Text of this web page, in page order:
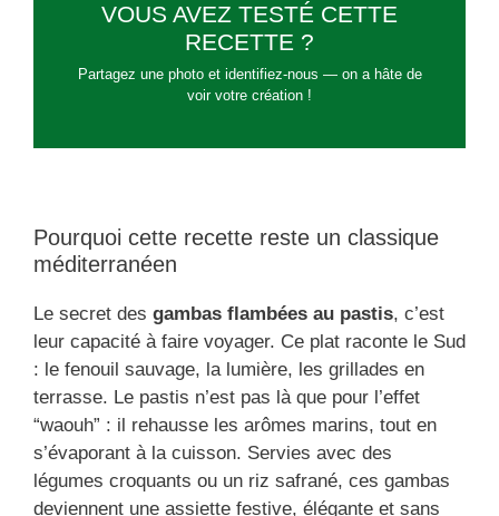
VOUS AVEZ TESTÉ CETTE
RECETTE ?
Partagez une photo et identifiez-nous — on a hâte de
voir votre création !
Pourquoi cette recette reste un classique
méditerranéen
Le secret des gambas flambées au pastis, c’est
leur capacité à faire voyager. Ce plat raconte le Sud
: le fenouil sauvage, la lumière, les grillades en
terrasse. Le pastis n’est pas là que pour l’effet
“waouh” : il rehausse les arômes marins, tout en
s’évaporant à la cuisson. Servies avec des
légumes croquants ou un riz safrané, ces gambas
deviennent une assiette festive, élégante et sans